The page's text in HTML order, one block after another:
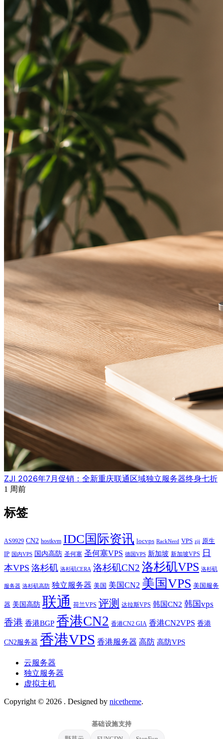
ZJI 2026年7月促销：全新重庆联通区域独立服务器终身七折
1 周前
标签
AS9929 CN2 hostkvm IDC国际资讯 locvps RackNerd VPS zji 原生
IP 国内VPS 国内高防 圣何塞 圣何塞VPS 德国VPS 新加坡 新加坡VPS
日
本VPS 洛杉矶 洛杉矶CERA 洛杉矶CN2 洛杉矶VPS 洛杉矶
服务器 洛杉矶高防 独立服务器 美国 美国CN2 美国VPS 美国服务
器 美国高防 联通 荷兰VPS 评测 达拉斯VPS 韩国CN2 韩国vps
香港 香港BGP 香港CN2 香港CN2 GIA 香港CN2VPS 香港
CN2服务器 香港VPS 香港服务器 高防 高防VPS
云服务器
独立服务器
虚拟主机
Copyright © 2026 . Designed by nicetheme.
基础设施支持